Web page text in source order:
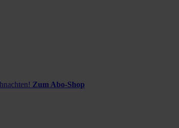
Zum Abo-Shop